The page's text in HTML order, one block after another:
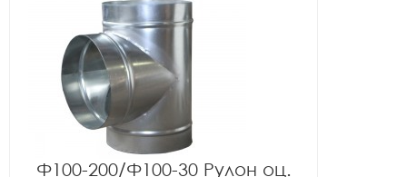
Ф100-200/Ф100-30 Рулон оц.